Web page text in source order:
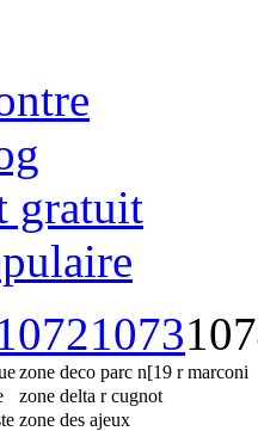
gratuit
1073
zone deco parc n[19 r marconi
zone delta r cugnot
zone des ajeux